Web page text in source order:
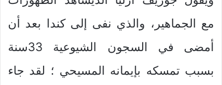
مع الجماهير، والذي نفى إلى كندا بعد أن
أمضى في السجون الشيوعية 33سنة
بسبب تمسكه بإيمانه المسيحي ؛ لقد جاء